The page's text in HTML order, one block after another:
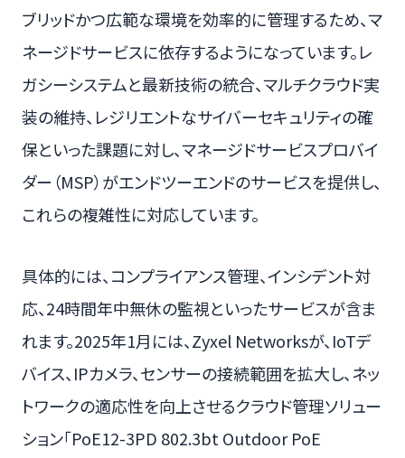
ブリッドかつ広範な環境を効率的に管理するため、マ
ネージドサービスに依存するようになっています。レ
ガシーシステムと最新技術の統合、マルチクラウド実
装の維持、レジリエントなサイバーセキュリティの確
保といった課題に対し、マネージドサービスプロバイ
ダー（MSP）がエンドツーエンドのサービスを提供し、
これらの複雑性に対応しています。
具体的には、コンプライアンス管理、インシデント対
応、24時間年中無休の監視といったサービスが含ま
れます。2025年1月には、Zyxel Networksが、IoTデ
バイス、IPカメラ、センサーの接続範囲を拡大し、ネッ
トワークの適応性を向上させるクラウド管理ソリュー
ション「PoE12-3PD 802.3bt Outdoor PoE